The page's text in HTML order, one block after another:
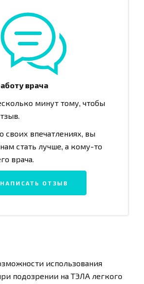
врача
минут тому, чтобы
своих впечатлениях, вы
стать лучше, а кому-то
врача.
НАПИСАТЬ ОТЗЫВ
использования
подозрении на ТЭЛА легкого